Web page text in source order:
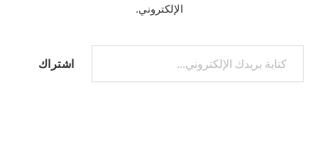
الإلكتروني.
كتابة بريدك الإلكتروني...
اشتراك